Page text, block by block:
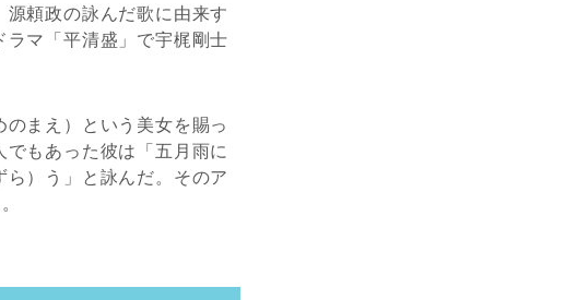
源頼政の詠んだ歌に由来す
マ「平清盛」で宇梶剛士
まえ）という美女を賜っ
もあった彼は「五月雨に
）う」と詠んだ。そのア